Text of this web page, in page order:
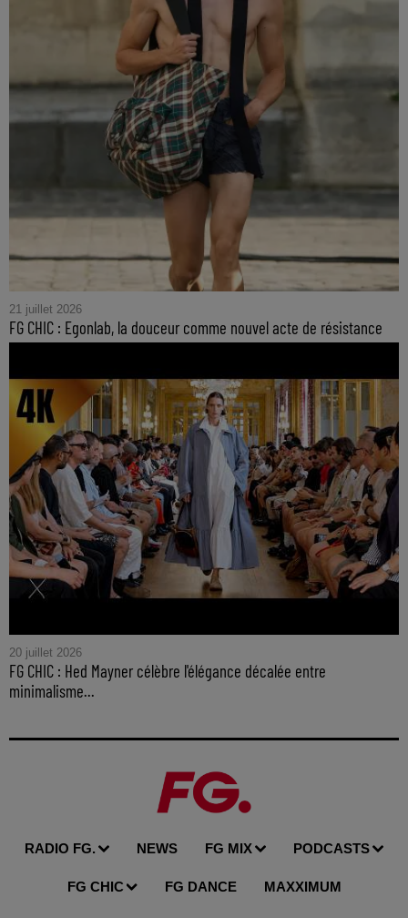
21 juillet 2026
FG CHIC : Egonlab, la douceur comme nouvel acte de résistance
20 juillet 2026
FG CHIC : Hed Mayner célèbre l'élégance décalée entre
minimalisme...
RADIO FG. NEWS FG MIX PODCASTS
FG CHIC FG DANCE MAXXIMUM